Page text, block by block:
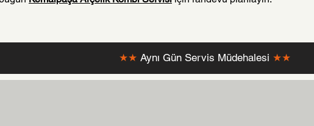
★★ Aynı Gün Servis Müdehalesi ★★